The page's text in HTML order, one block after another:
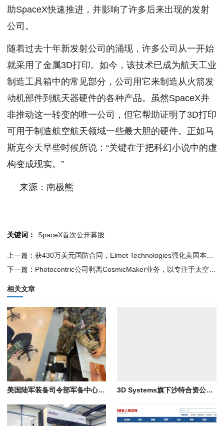
助SpaceX快速推进，并影响了许多后来出现的发射
公司。
随着过去十年新发射公司的涌现，许多公司从一开始
就采用了金属3D打印。如今，该技术已成为航天工业
制造工具箱中的常见部分，公司用它来制造从火箭发
动机部件到航天器硬件的各种产品。虽然SpaceX并
非推动这一转变的唯一公司，但它帮助证明了3D打印
可用于制造航空航天领域一些最大胆的硬件。正如马
斯克今天早些时候所说：“关键在于把科幻小说中的虚
构变成现实。”
来源：南极熊
关键词： SpaceX首次公开募股
相关文章
美国陆军装备司令部军备中心在“2026年勇敢盾牌”演习中展示远程3D打印电子设备技术 3D Systems旗下沙特合资公司NAMI获得军事制造许可证